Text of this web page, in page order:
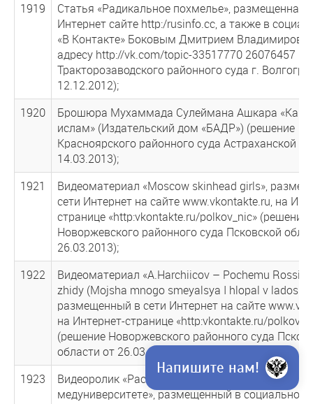
1919
Статья «Радикальное похмелье», размещенная
Интернет сайте http:/rusinfo.cc, а также в
«В Контакте» Боковым Дмитрием
адресу http://vk.com/topic-33517770 26076457
Тракторозаводского районного суда г.
12.12.2012);
1920
Брошюра Мухаммада Сулеймана Ашкара «Как
ислам» (Издательский дом «БАДР») (решение
Красноярского районного суда Астраханской
14.03.2013);
1921
Видеоматериал «Moscow skinhead girls»,
сети Интернет на сайте www.vkontakte.ru, на
странице «http:vkontakte.ru/polkov_nic» (решение
Новоржевского районного суда Псковской
26.03.2013);
1922
Видеоматериал «A.Harchiicov – Pochemu Rossiej
zhidy (Mojsha mnogo smeyalsya I hlopal v
размещенный в сети Интернет на сайте
на Интернет-странице «http:vkontakte.ru/
(решение Новоржевского районного суда
области от 26.03.2013);
1923
Видеоролик «Раскрыт заговор исламистов в
медуниверситете», размещенный в социальной
Напишите нам!